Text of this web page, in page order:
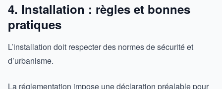
4. Installation : règles et bonnes
pratiques
L’installation doit respecter des normes de sécurité et
d’urbanisme.
La réglementation impose une déclaration préalable pour